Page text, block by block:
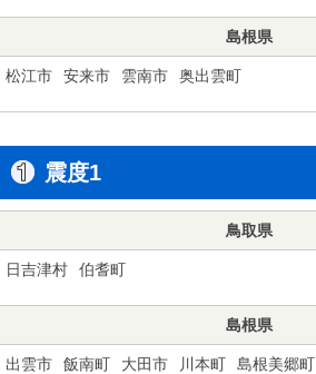
島根県
松江市 安来市 雲南市 奥出雲町
震度1
鳥取県
日吉津村 伯耆町
島根県
出雲市 飯南町 大田市 川本町 島根美郷町